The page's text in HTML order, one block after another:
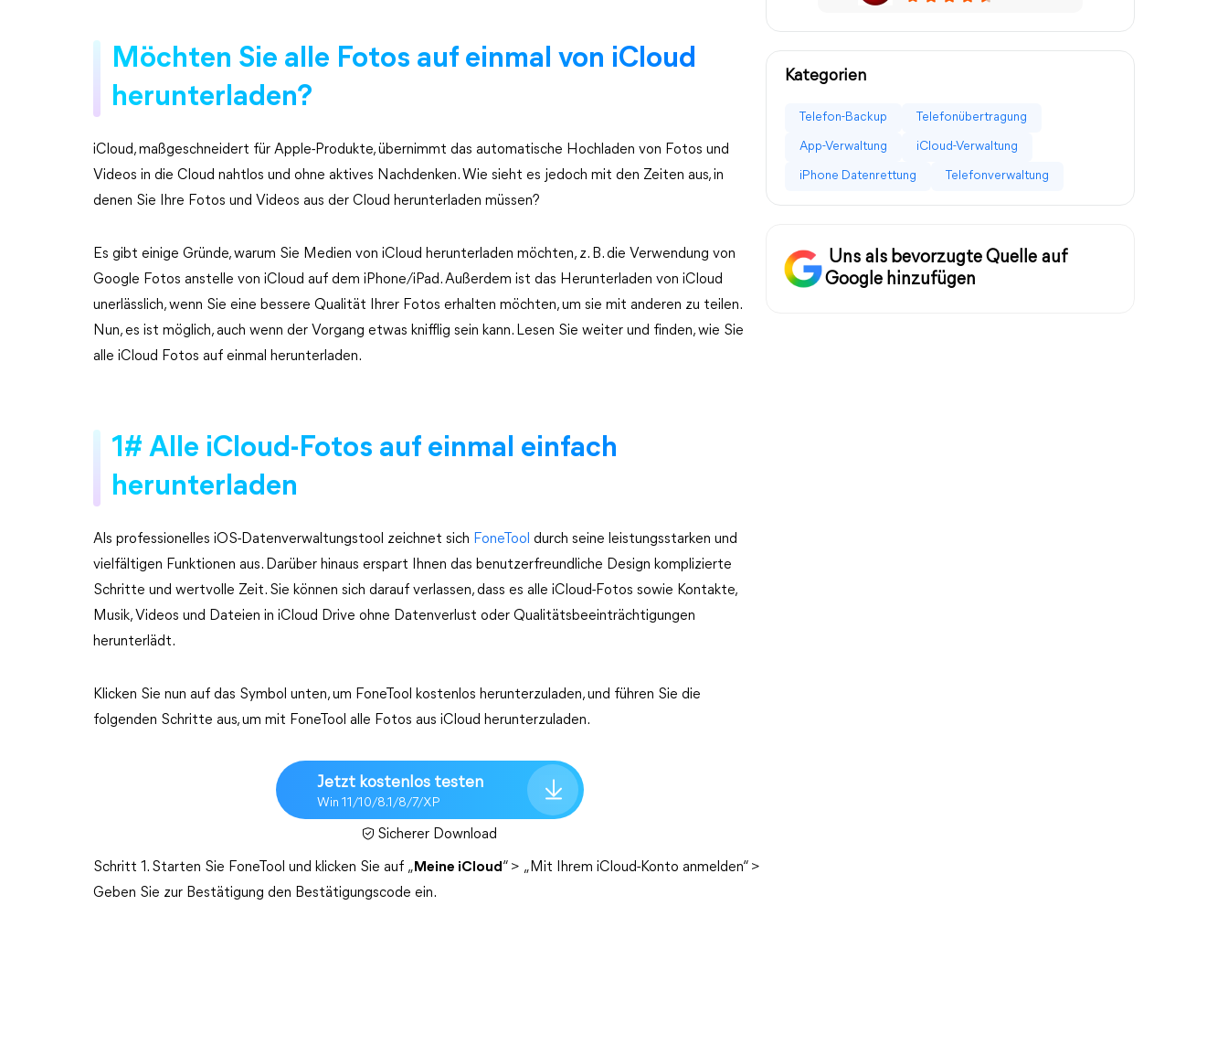
Möchten Sie alle Fotos auf einmal von iCloud
herunterladen?
iCloud, maßgeschneidert für Apple-Produkte, übernimmt das automatische Hochladen von Fotos und
Videos in die Cloud nahtlos und ohne aktives Nachdenken. Wie sieht es jedoch mit den Zeiten aus, in
denen Sie Ihre Fotos und Videos aus der Cloud herunterladen müssen?
Es gibt einige Gründe, warum Sie Medien von iCloud herunterladen möchten, z. B. die Verwendung von
Google Fotos anstelle von iCloud auf dem iPhone/iPad. Außerdem ist das Herunterladen von iCloud
unerlässlich, wenn Sie eine bessere Qualität Ihrer Fotos erhalten möchten, um sie mit anderen zu teilen.
Nun, es ist möglich, auch wenn der Vorgang etwas knifflig sein kann. Lesen Sie weiter und finden, wie Sie
alle iCloud Fotos auf einmal herunterladen.
1# Alle iCloud-Fotos auf einmal einfach
herunterladen
Als professionelles iOS-Datenverwaltungstool zeichnet sich FoneTool durch seine leistungsstarken und
vielfältigen Funktionen aus. Darüber hinaus erspart Ihnen das benutzerfreundliche Design komplizierte
Schritte und wertvolle Zeit. Sie können sich darauf verlassen, dass es alle iCloud-Fotos sowie Kontakte,
Musik, Videos und Dateien in iCloud Drive ohne Datenverlust oder Qualitätsbeeinträchtigungen
herunterlädt.
Klicken Sie nun auf das Symbol unten, um FoneTool kostenlos herunterzuladen, und führen Sie die
folgenden Schritte aus, um mit FoneTool alle Fotos aus iCloud herunterzuladen.
Jetzt kostenlos testen
Win 11/10/8.1/8/7/XP
Sicherer Download
Schritt 1. Starten Sie FoneTool und klicken Sie auf „ Meine iCloud“ > „Mit Ihrem iCloud-Konto anmelden“ >
Geben Sie zur Bestätigung den Bestätigungscode ein.
Kategorien
Telefon-Backup Telefonübertragung
App-Verwaltung iCloud-Verwaltung
iPhone Datenrettung Telefonverwaltung
Uns als bevorzugte Quelle auf
Google hinzufügen